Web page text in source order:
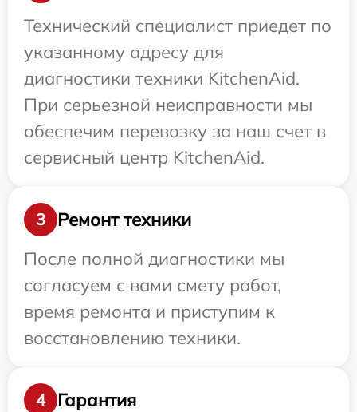
Технический специалист приедет по
указанному адресу для
диагностики техники KitchenAid.
При серьезной неисправности мы
обеспечим перевозку за наш счет в
сервисный центр KitchenAid.
3
Ремонт техники
После полной диагностики мы
согласуем с вами смету работ,
время ремонта и приступим к
восстановлению техники.
4
Гарантия